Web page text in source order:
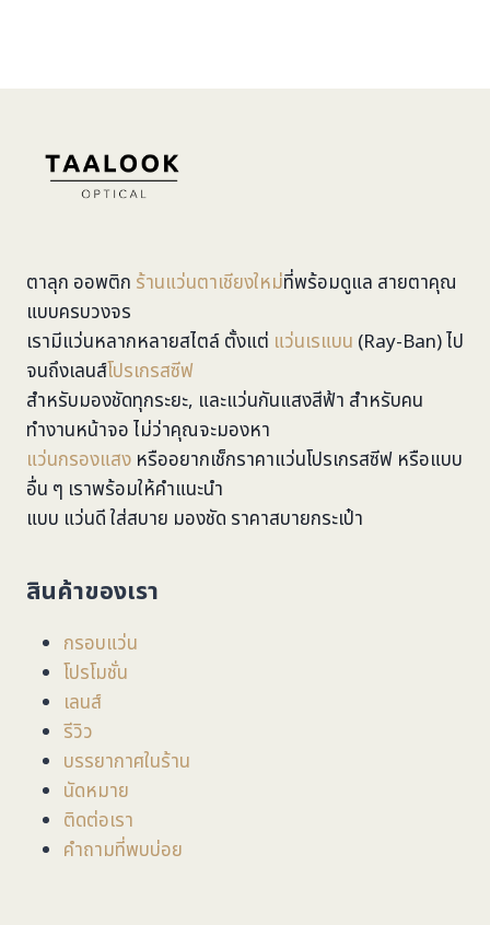
ตาลุก ออพติก ร้านแว่นตาเชียงใหม่ที่พร้อมดูแล สายตาคุณ
แบบครบวงจร
เรามีแว่นหลากหลายสไตล์ ตั้งแต่ แว่นเรแบน (Ray-Ban) ไป
จนถึงเลนส์โปรเกรสซีฟ
สำหรับมองชัดทุกระยะ, และแว่นกันแสงสีฟ้า สำหรับคน
ทำงานหน้าจอ ไม่ว่าคุณจะมองหา
แว่นกรองแสง หรืออยากเช็กราคาแว่นโปรเกรสซีฟ หรือแบบ
อื่น ๆ เราพร้อมให้คำแนะนำ
แบบ แว่นดี ใส่สบาย มองชัด ราคาสบายกระเป๋า
สินค้าของเรา
กรอบแว่น
โปรโมชั่น
เลนส์
รีวิว
บรรยากาศในร้าน
นัดหมาย
ติดต่อเรา
คำถามที่พบบ่อย